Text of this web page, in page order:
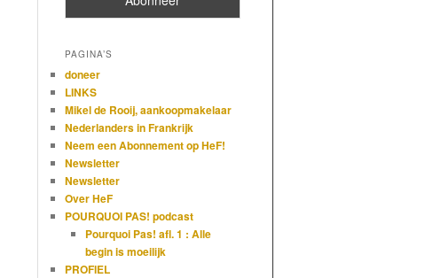
PAGINA’S
doneer
LINKS
Mikel de Rooij, aankoopmakelaar
Nederlanders in Frankrijk
Neem een Abonnement op HeF!
Newsletter
Newsletter
Over HeF
POURQUOI PAS! podcast
Pourquoi Pas! afl. 1 : Alle
begin is moeilijk
PROFIEL